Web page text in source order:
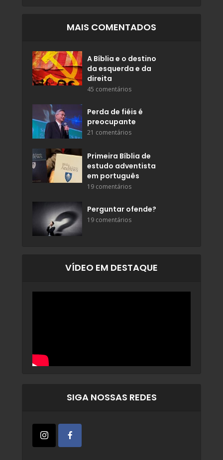
MAIS COMENTADOS
A Bíblia e o destino
da esquerda e da
direita
45 comentários
Perda de fiéis é
preocupante
21 comentários
Primeira Bíblia de
estudo adventista
em português
19 comentários
Perguntar ofende?
19 comentários
VÍDEO EM DESTAQUE
SIGA NOSSAS REDES